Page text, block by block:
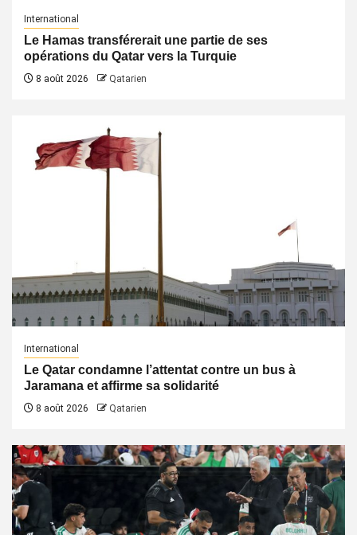
International
Le Hamas transférerait une partie de ses
opérations du Qatar vers la Turquie
8 août 2026 Qatarien
International
Le Qatar condamne l’attentat contre un bus à
Jaramana et affirme sa solidarité
8 août 2026 Qatarien